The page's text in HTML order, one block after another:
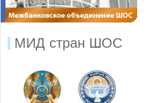
МИД стран ШОС